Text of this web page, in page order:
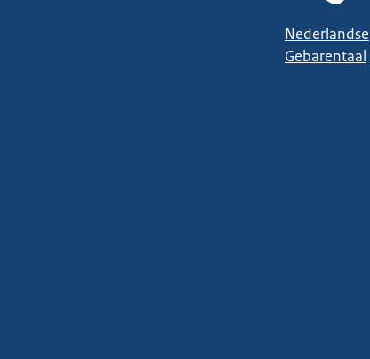
Nederlandse
Gebarentaal